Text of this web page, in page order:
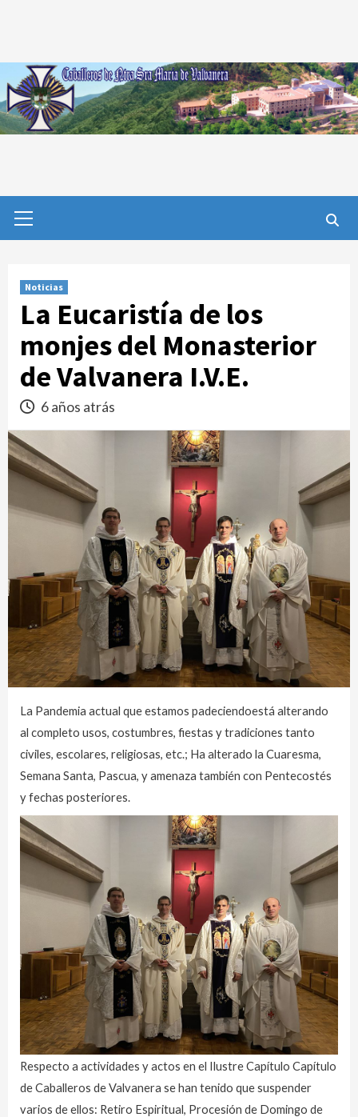
primario
Noticias
La Eucaristía de los
monjes del Monasterior
de Valvanera I.V.E.
6 años atrás
La Pandemia actual que estamos padeciendoestá alterando
al completo usos, costumbres, fiestas y tradiciones tanto
civiles, escolares, religiosas, etc.; Ha alterado la Cuaresma,
Semana Santa, Pascua, y amenaza también con Pentecostés
y fechas posteriores.
Respecto a actividades y actos en el Ilustre Capítulo Capítulo
de Caballeros de Valvanera se han tenido que suspender
varios de ellos: Retiro Espiritual, Procesión de Domingo de